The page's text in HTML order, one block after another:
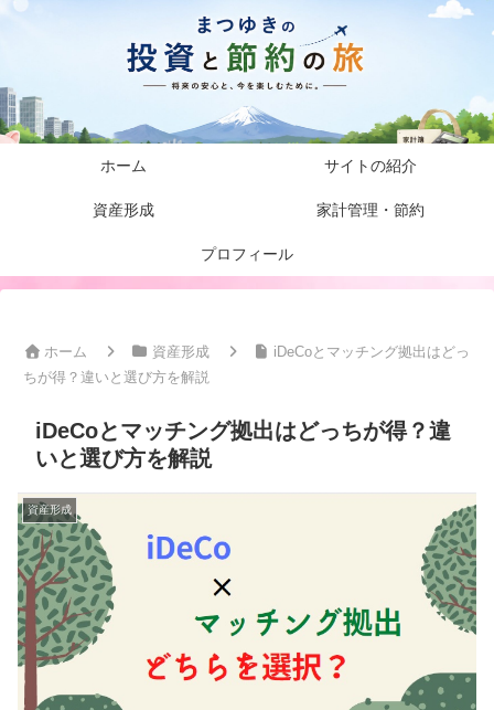
ホーム サイトの紹介
資産形成 家計管理・節約
プロフィール
ホーム 資産形成
iDeCoとマッチング拠出はどっ
ちが得？違いと選び方を解説
iDeCoとマッチング拠出はどっちが得？違
いと選び方を解説
資産形成